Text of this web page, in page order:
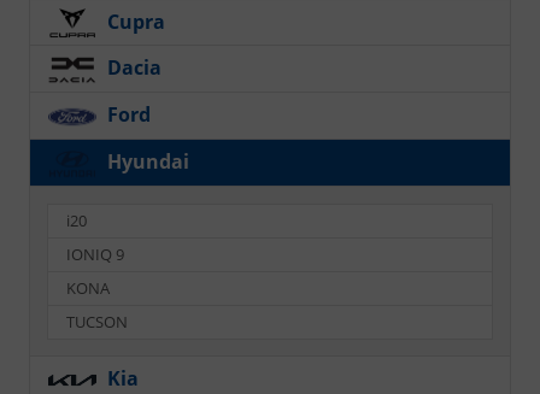
Cupra
Dacia
Ford
Hyundai
i20
IONIQ 9
KONA
TUCSON
Kia